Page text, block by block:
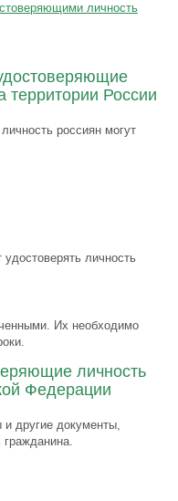
личность
территории России
россиян могут
личность
Их необходимо
личность
Федерации
другие документы,
гражданина.